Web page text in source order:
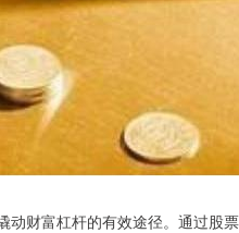
动财富杠杆的有效途径。通过股